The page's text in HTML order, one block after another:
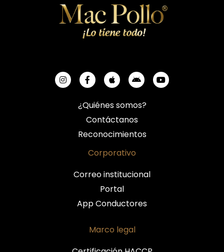
¿Quiénes somos?
Contáctanos
Reconocimientos
Corporativo
Correo institucional
Portal
App Conductores
Marco legal